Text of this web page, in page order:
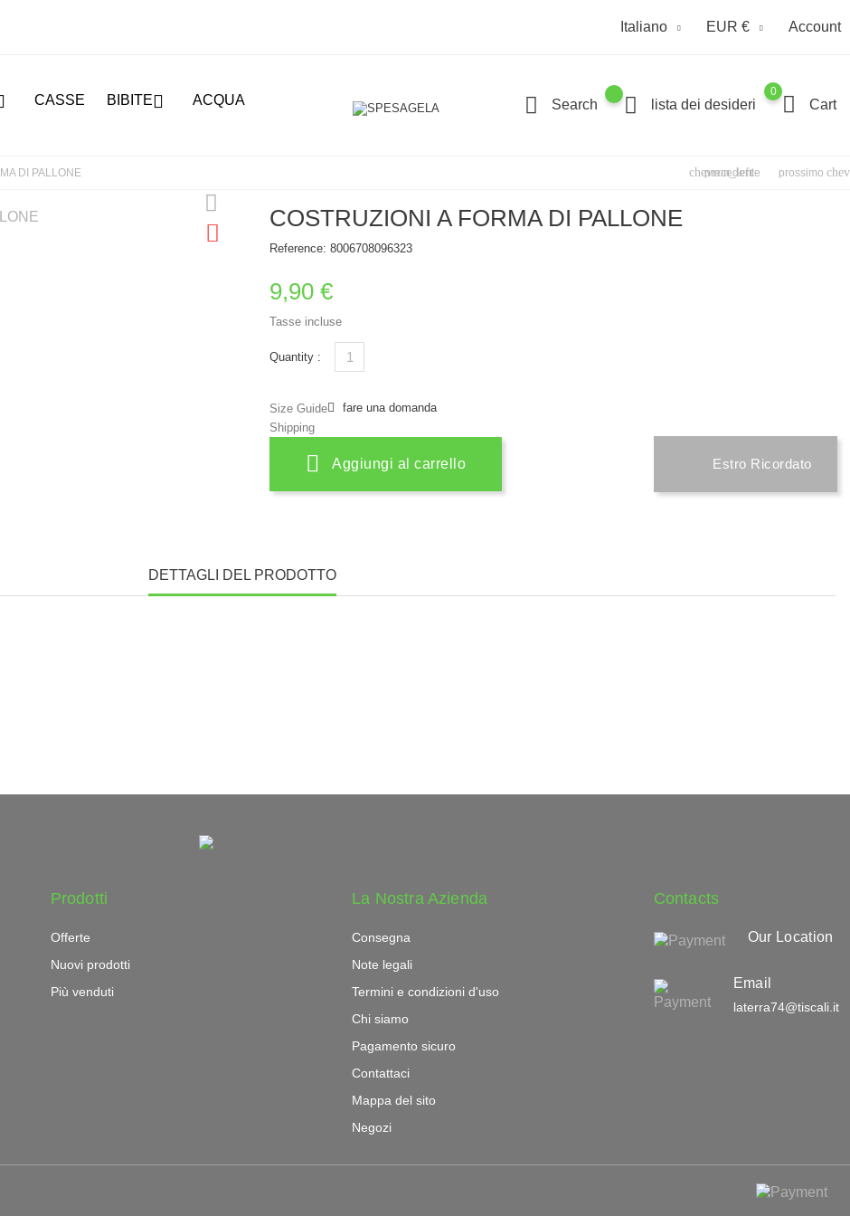
Italiano EUR € Account
CASSE BIBITE ACQUA Search lista dei desideri
0
Cart
DI PALLONE chevron_left
precedente prossimo
COSTRUZIONI A FORMA DI PALLONE
Reference: 8006708096323
9,90 €
Tasse incluse
Quantity :
Size Guide
Shipping
fare una domanda
Aggiungi al carrello Estro Ricordato
DETTAGLI DEL PRODOTTO
Prodotti
Offerte
Nuovi prodotti
Più venduti
La Nostra Azienda
Consegna
Note legali
Termini e condizioni d'uso
Chi siamo
Pagamento sicuro
Contattaci
Mappa del sito
Negozi
Contacts
Our Location
Email
laterra74@tiscali.it